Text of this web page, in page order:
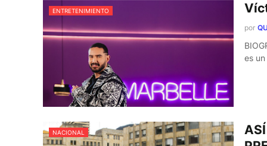
ENTRETENIMIENTO
por
es
NACIONAL